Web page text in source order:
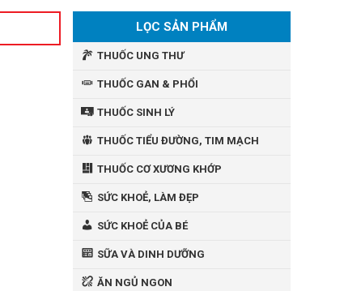
LỌC SẢN PHẨM
THUỐC UNG THƯ
THUỐC GAN & PHỔI
THUỐC SINH LÝ
THUỐC TIỂU ĐƯỜNG, TIM MẠCH
THUỐC CƠ XƯƠNG KHỚP
SỨC KHOẺ, LÀM ĐẸP
SỨC KHOẺ CỦA BÉ
SỮA VÀ DINH DƯỠNG
ĂN NGỦ NGON